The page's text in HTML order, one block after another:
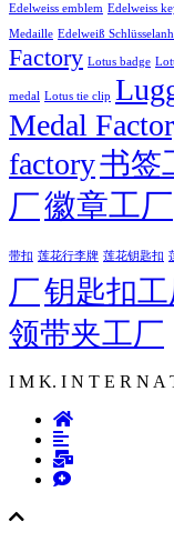
Edelweiss emblem Edelweiss
Medaille Edelweiß
Factory Lotus badge
medal Lotus tie clip
Medal
factory书签
厂徽章工厂
带扣 莲花行李牌 莲花钥匙扣
厂钥匙扣
领带夹工厂
I M K. I N T E R N A